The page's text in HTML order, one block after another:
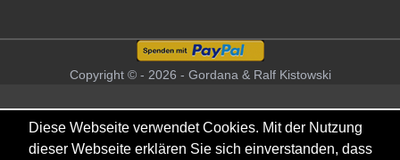
Copyright © - 2026 - Gordana & Ralf Kistowski
Diese Webseite verwendet Cookies. Mit der Nutzung
dieser Webseite erklären Sie sich einverstanden, dass